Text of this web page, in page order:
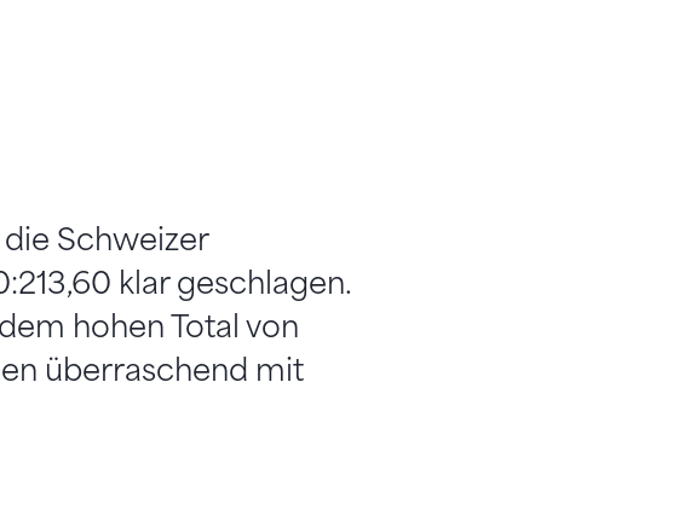
Schweizer
klar geschlagen.
hohen Total von
überraschend mit